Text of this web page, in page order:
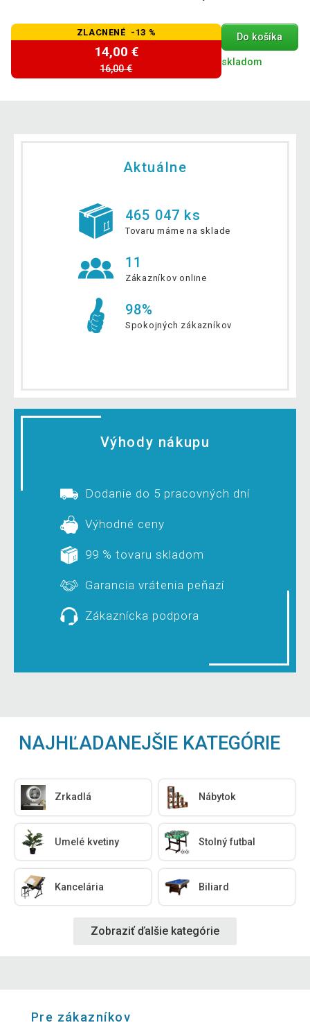
ZLACNENÉ -13 %
14,00 €
16,00 €
Do košíka
skladom
Aktuálne
465 047 ks
Tovaru máme na sklade
11
Zákazníkov online
98%
Spokojných zákazníkov
Výhody nákupu
Dodanie do 5 pracovných dní
Výhodné ceny
99 % tovaru skladom
Garancia vrátenia peňazí
Zákaznícka podpora
NAJHĽADANEJŠIE KATEGÓRIE
Zrkadlá Nábytok
Umelé kvetiny Stolný futbal
Kancelária Biliard
Zobraziť ďalšie kategórie
Pre zákazníkov